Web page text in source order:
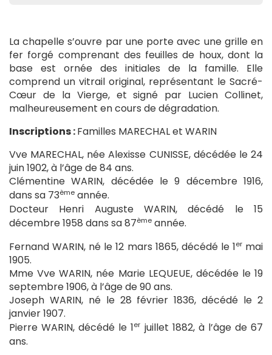
La chapelle s’ouvre par une porte avec une grille en
fer forgé comprenant des feuilles de houx, dont la
base est ornée des initiales de la famille. Elle
comprend un vitrail original, représentant le Sacré-
Cœur de la Vierge, et signé par Lucien Collinet,
malheureusement en cours de dégradation.
Inscriptions :Familles MARECHAL et WARIN
Vve MARECHAL, née Alexisse CUNISSE, décédée le 24
juin 1902, à l’âge de 84 ans.
Clémentine WARIN, décédée le 9 décembre 1916,
dans sa 73ème année.
Docteur Henri Auguste WARIN, décédé le 15
décembre 1958 dans sa 87ème année.
Fernand WARIN, né le 12 mars 1865, décédé le 1ermai
1905.
Mme Vve WARIN, née Marie LEQUEUE, décédée le 19
septembre 1906, à l’âge de 90 ans.
Joseph WARIN, né le 28 février 1836, décédé le 2
janvier 1907.
Pierre WARIN, décédé le 1er juillet 1882, à l’âge de 67
ans.